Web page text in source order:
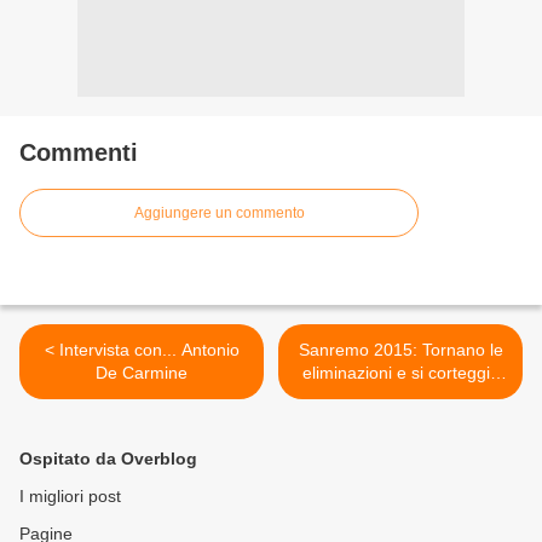
Commenti
Aggiungere un commento
< Intervista con... Antonio
De Carmine
Sanremo 2015: Tornano le
eliminazioni e si corteggia
Fiorello >
Ospitato da Overblog
I migliori post
Pagine